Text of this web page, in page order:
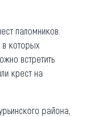
паломников.
в которых
встретить
крест на
района,